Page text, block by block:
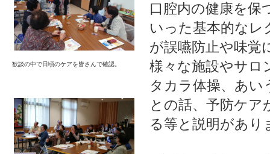
歓談の中で日頃のケアを皆さんで確認。
口腔内の健康を保
いった基本的なレ
が誤嚥防止や味覚
様々な施設やサロ
タカラ体操、あい
との話、予防ケア
る等と説明があり